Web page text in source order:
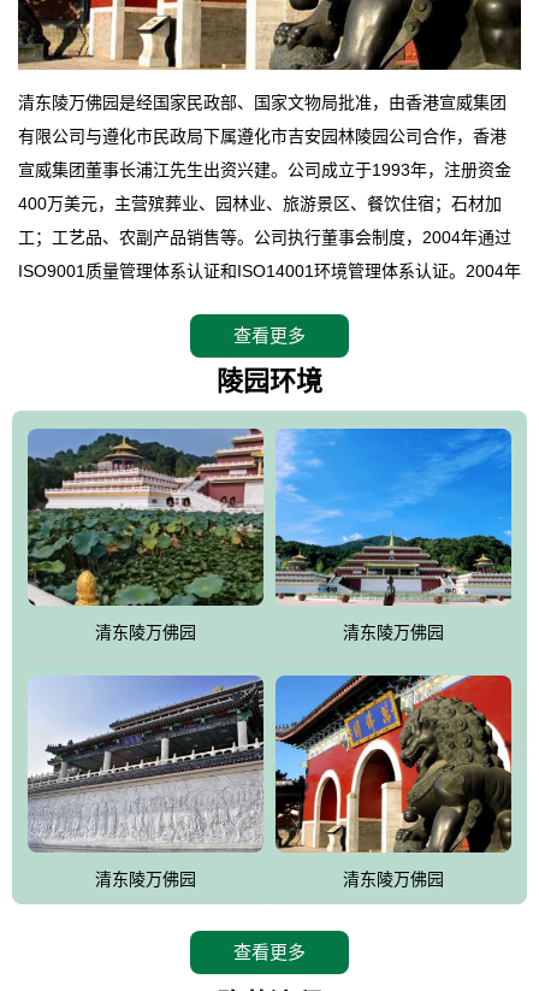
清东陵万佛园是经国家民政部、国家文物局批准，由香港宣威集团
有限公司与遵化市民政局下属遵化市吉安园林陵园公司合作，香港
宣威集团董事长浦江先生出资兴建。公司成立于1993年，注册资金
400万美元，主营殡葬业、园林业、旅游景区、餐饮住宿；石材加
工；工艺品、农副产品销售等。公司执行董事会制度，2004年通过
ISO9001质量管理体系认证和ISO14001环境管理体系认证。2004年
拥有4A级旅游区头衔的花园式陵园，园内建有四星级酒店一座。
万佛园位于遵化市境内，座落在世界文化遗产清东陵地形墙内，地
形绝佳，地理位置优越，交通便利。公司以“建设全国顶级人生后花
园、打造佛教精品旅游圣地”为目标，以海外归侨、国内外知名人士
的墓地安葬、祭祀吊亡并结合旅游参观构成其主要使用功能；以苍
郁绚丽、优雅宜人的园林景观构成其外部形象。通过墓园建设与造
园手法相结合的默契操作，建成一处特色鲜明、服务周全、环境优
美、民族风格突出，与周边文物古迹交相呼应的极具吸引力的花园
式园林。
万佛园工程一期占地448亩，目前完成投资近12亿元人民币，园区采
用全仿古式建筑，寻求与世界文化遗产地清东陵的和谐统一，在园
区建设中寻求陵园建设与景区建设的有机融合，充分发挥独一无二
的地形优势，打造现代艺术园林，建设旅游景观、寺庙、酒店等综
合服务设施，服务于陵园经营，使企业的多元化经营项目相互依
托、相互促进，园区绿化覆盖率达90%。
设计建造各种墓地墓位3万个；主体建筑金宝塔，墓位容量8万个，
能适应不同消费阶层的需求，为客户提供墓碑设计制作服务、特色
查看更多
陵园环境
清东陵万佛园 清东陵万佛园
清东陵万佛园 清东陵万佛园
查看更多